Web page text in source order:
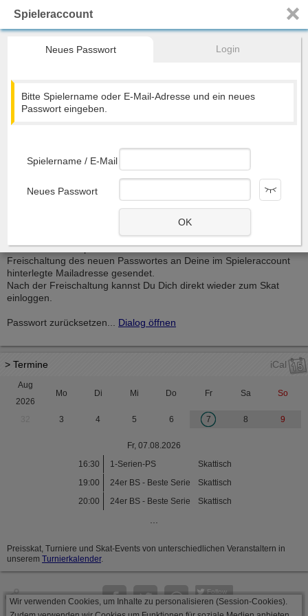
Registrieren
Nächster Termin:
Du hast Dein Passwort vergessen? Dann kannst Du Dir hier ein
neues Passwort speichern. Im Anschluss wird eine Mail zur
Freischaltung des neuen Passwortes an Deine im Spieleraccount
hinterlegte Mailadresse gesendet.
Nach der Freischaltung kannst Du Dich direkt wieder zum Skat
einloggen.
Passwort zurücksetzen... Dialog öffnen
> Termine iCal
Aug
2026
Mo Di Mi Do Fr Sa So
3 4 5 6 7 8 9
Fr, 07.08.2026
16:30
1-Serien-PS
Skattisch
19:00
24er BS - Beste Serie
Skattisch
20:00
24er BS - Beste Serie Skattisch
Preisskat, Turniere und Skat-Events von unterschiedlichen Veranstaltern in
unserem Turnierkalender.
Follow
Seite
Wir verwenden Cookies, um Inhalte zu personalisieren (Session-Cookies).
Spieleraccount
Neues Passwort Login
Bitte Spielername oder E-Mail-Adresse und ein neues
Passwort eingeben.
Spielername / E-Mail
Neues Passwort
OK